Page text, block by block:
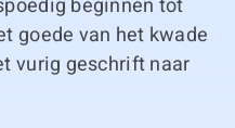
beginnen tot
goede van het kwade
vurig geschrift naar